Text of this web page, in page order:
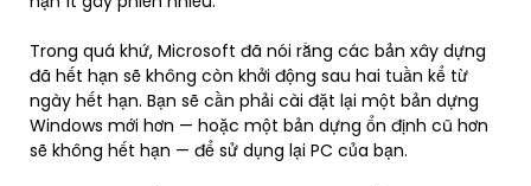
Trong quá khứ, Microsoft đã nói rằng các bản xây dựng
đã hết hạn sẽ không còn khởi động sau hai tuần kể từ
ngày hết hạn. Bạn sẽ cần phải cài đặt lại một bản dựng
Windows mới hơn — hoặc một bản dựng ổn định cũ hơn
sẽ không hết hạn — để sử dụng lại PC của bạn.